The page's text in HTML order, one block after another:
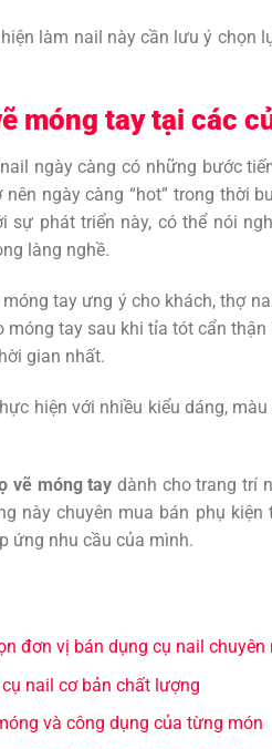
làm nail này cần lưu ý chọn
móng tay tại các
ngày càng có những bước
ngày càng “hot” trong thời
sự phát triển này, có thể nói
làng nghề.
tay ưng ý cho khách, thợ
móng tay sau khi tỉa tót cẩn
gian nhất.
hiện với nhiều kiểu dáng,
vẽ móng tay dành cho trang trí
này chuyên mua bán phụ
ứng nhu cầu của mình.
đơn vị bán dụng cụ nail chuyên
nail cơ bản chất lượng
và công dụng của từng món